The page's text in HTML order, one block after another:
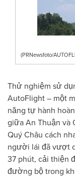
(PRNewsfoto/
Thử nghiệm sử
AutoFlight – một
năng tự hành
giữa An Thuận và
Quý Châu cách
người lái đã vượt
37 phút, cải thiện
đường bộ trong